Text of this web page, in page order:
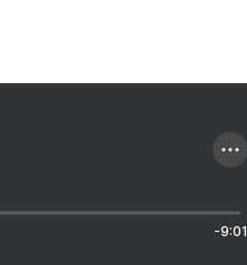
-9:01